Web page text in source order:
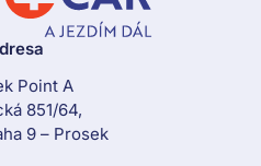
Point A
851/64,
9 – Prosek